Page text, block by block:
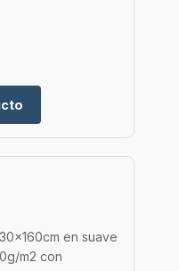
en suave
m2 con